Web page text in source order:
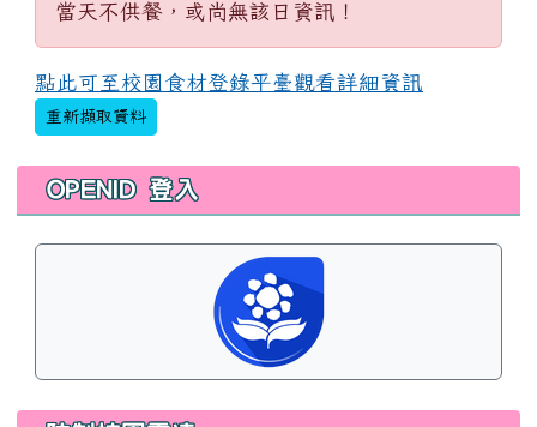
當天不供餐，或尚無該日資訊！
點此可至校園食材登錄平臺觀看詳細資訊
重新擷取資料
左邊區域內容
OPENID 登入